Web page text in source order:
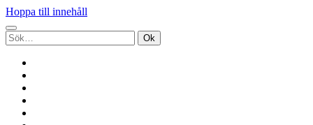
Hoppa till innehåll
Sök
efter: